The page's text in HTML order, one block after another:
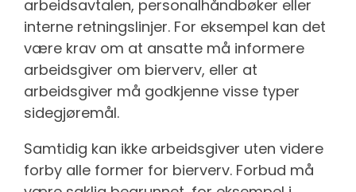
arbeidsavtalen, personalhåndbøker eller
interne retningslinjer. For eksempel kan det
være krav om at ansatte må informere
arbeidsgiver om bierverv, eller at
arbeidsgiver må godkjenne visse typer
sidegjøremål.
Samtidig kan ikke arbeidsgiver uten videre
forby alle former for bierverv. Forbud må